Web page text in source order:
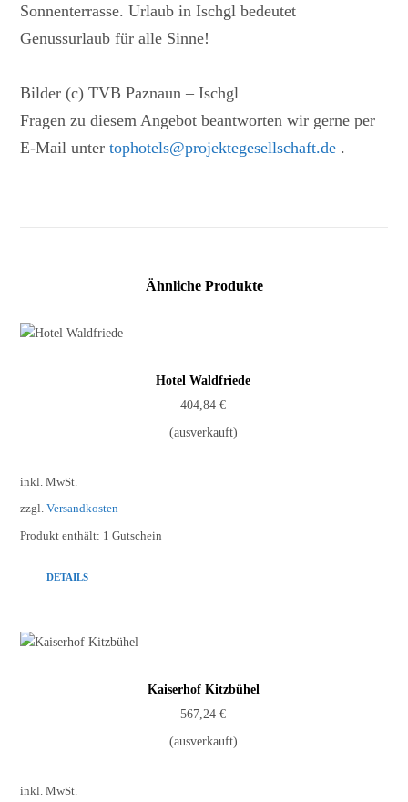
Sonnenterrasse. Urlaub in Ischgl bedeutet
Genussurlaub für alle Sinne!
Bilder (c) TVB Paznaun – Ischgl
Fragen zu diesem Angebot beantworten wir gerne per
E-Mail untertophotels@projektegesellschaft.de .
Ähnliche Produkte
Hotel Waldfriede
404,84€
(ausverkauft)
inkl. MwSt.
zzgl.Versandkosten
Produkt enthält: 1Gutschein
DETAILS
Kaiserhof Kitzbühel
567,24€
(ausverkauft)
inkl. MwSt.